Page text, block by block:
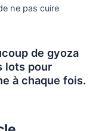
ne pas cuire
de gyoza
lots pour
à chaque fois.